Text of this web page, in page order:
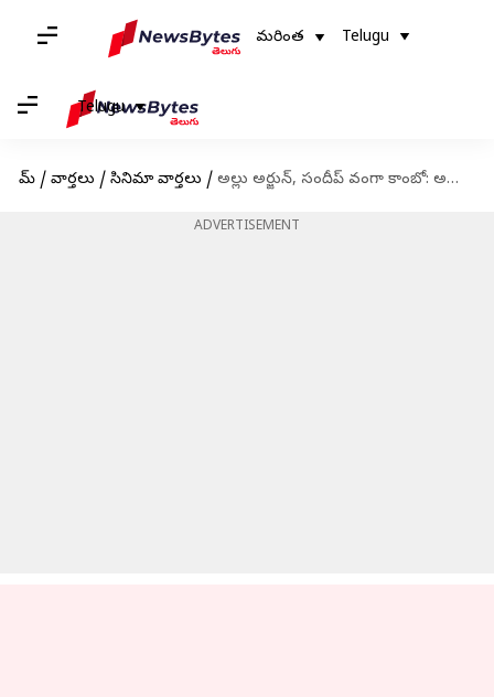
మరింత Telugu
Telugu
హోమ్ / వార్తలు / సినిమా వార్తలు / అల్లు అర్జున్, సందీప్ వంగా కాంబో: అప్పుడు మిస్సయ్యింది, ఇప్పుడు సెట్టయ్యింది
ADVERTISEMENT